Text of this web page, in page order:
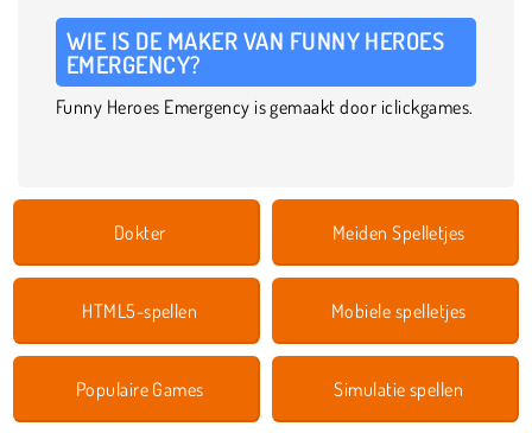
WIE IS DE MAKER VAN FUNNY HEROES
EMERGENCY?
Funny Heroes Emergency is gemaakt door iclickgames.
Dokter Meiden Spelletjes
HTML5-spellen Mobiele spelletjes
Populaire Games Simulatie spellen